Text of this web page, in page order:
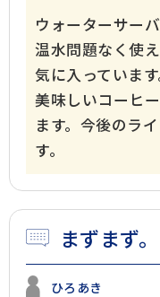
ウォーターサー
温水問題なく使
気に入っていま
美味しいコーヒ
ます。今後のラ
す。
まずまず。
ひろあき